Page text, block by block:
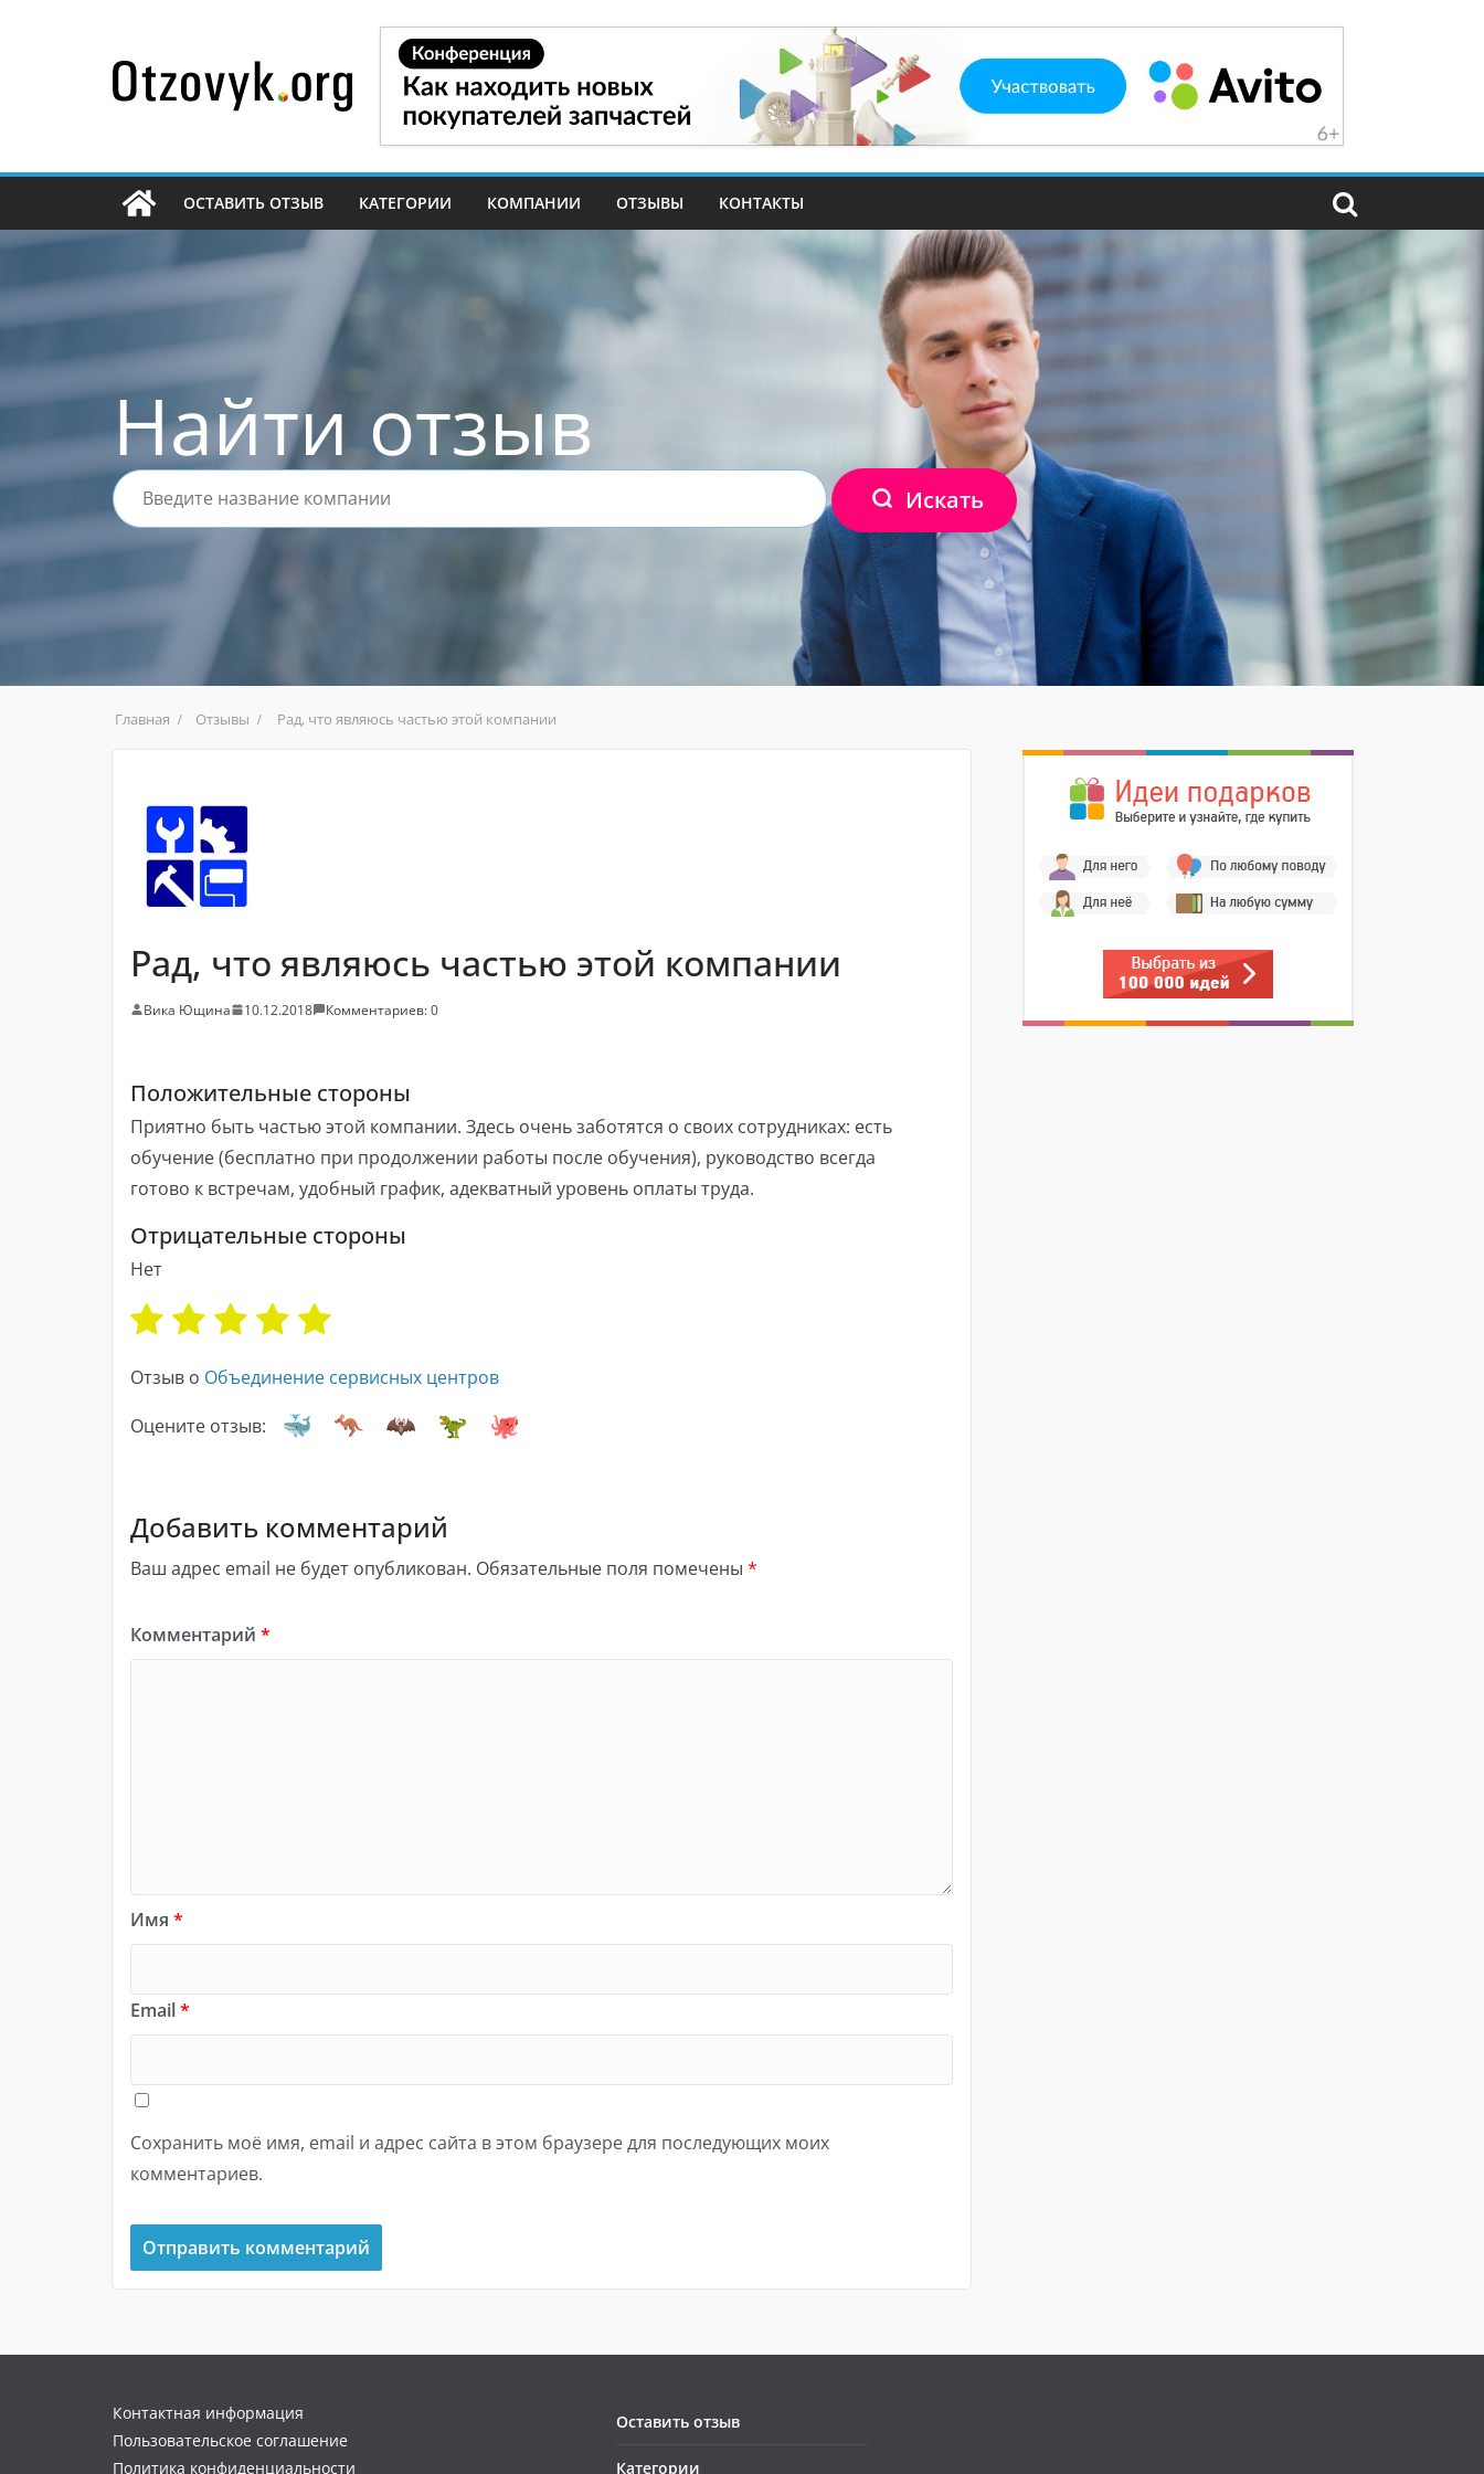
содержимому
ОСТАВИТЬ ОТЗЫВ КАТЕГОРИИ КОМПАНИИ ОТЗЫВЫ КОНТАКТЫ
Найти отзыв
Искать
Главная Отзывы Рад, что являюсь частью этой компании
Рад, что являюсь частью этой компании
Вика Ющина 10.12.2018 Комментариев: 0
Положительные стороны
Приятно быть частью этой компании. Здесь очень заботятся о своих сотрудниках: есть
обучение (бесплатно при продолжении работы после обучения), руководство всегда
готово к встречам, удобный график, адекватный уровень оплаты труда.
Отрицательные стороны
Нет
Отзыв о Объединение сервисных центров
Оцените отзыв:
Добавить комментарий
Ваш адрес email не будет опубликован. Обязательные поля помечены *
Комментарий *
Имя *
Email*
Сохранить моё имя, email и адрес сайта в этом браузере для последующих моих
комментариев.
Контактная информация
Пользовательское соглашение
Политика конфиденциальности
Оставить отзыв
Категории